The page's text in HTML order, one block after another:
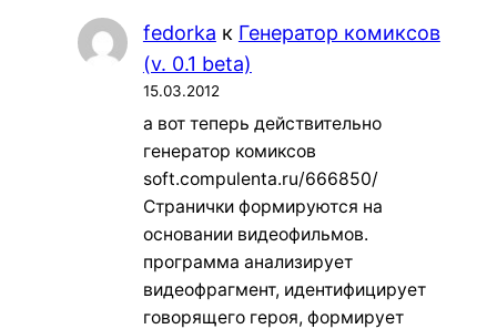
fedorka к Генератор комиксов
(v. 0.1 beta)
15.03.2012
а вот теперь действительно
генератор комиксов
soft.compulenta.ru/666850/
Странички формируются на
основании видеофильмов.
программа анализирует
видеофрагмент, идентифицирует
говорящего героя, формирует